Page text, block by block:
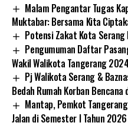
Malam Pengantar Tugas
Muktabar: Bersama Kita
Potensi Zakat Kota
Pengumuman Daftar
Wakil Walikota Tangerang
Pj Walikota Serang &
Bedah Rumah Korban Bencana
Mantap, Pemkot
Jalan di Semester I Tahun 2026